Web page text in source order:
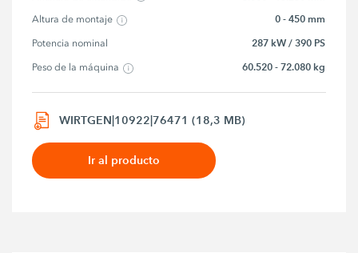
Altura de montaje 0 - 450 mm
Potencia nominal 287 kW / 390 PS
Peso de la máquina 60.520 - 72.080 kg
WIRTGEN|10922|76471 (18,3 MB)
Ir al producto